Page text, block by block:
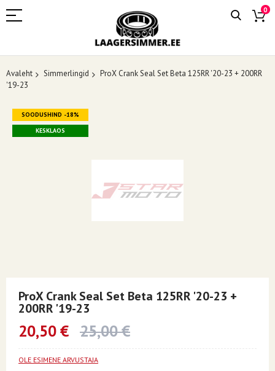
0
Avaleht Simmerlingid
ProX Crank Seal Set Beta 125RR '20-23 + 200RR
'19-23
Skip
the
end
SOODUSHIND -18%
KESKLAOS
beginning
gallery
ProX Crank Seal Set Beta 125RR '20-23 +
200RR '19-23
20,50 € 25,00 €
OLE ESIMENE ARVUSTAJA